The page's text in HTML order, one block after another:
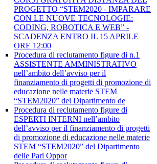
PROGETTO “STEM2020 - IMPARARE
CON LE NUOVE TECNOLOGIE:
CODING, ROBOTICA E WEB” -
SCADENZA ENTRO IL 15 APRILE
ORE 12:00
Procedura di reclutamento figure di n.1
ASSISTENTE AMMINISTRATIVO
nell’ambito dell’avviso per il
finanziamento di progetti di promozione di
educazione nelle materie STEM
“STEM2020” del Dipartimento de
Procedura di reclutamento figure di
ESPERTI INTERNI nell’ambito
dell’avviso per il finanziamento di progetti
di promozione di educazione nelle materie
STEM “STEM2020” del Dipartimento
delle Pari Oppor